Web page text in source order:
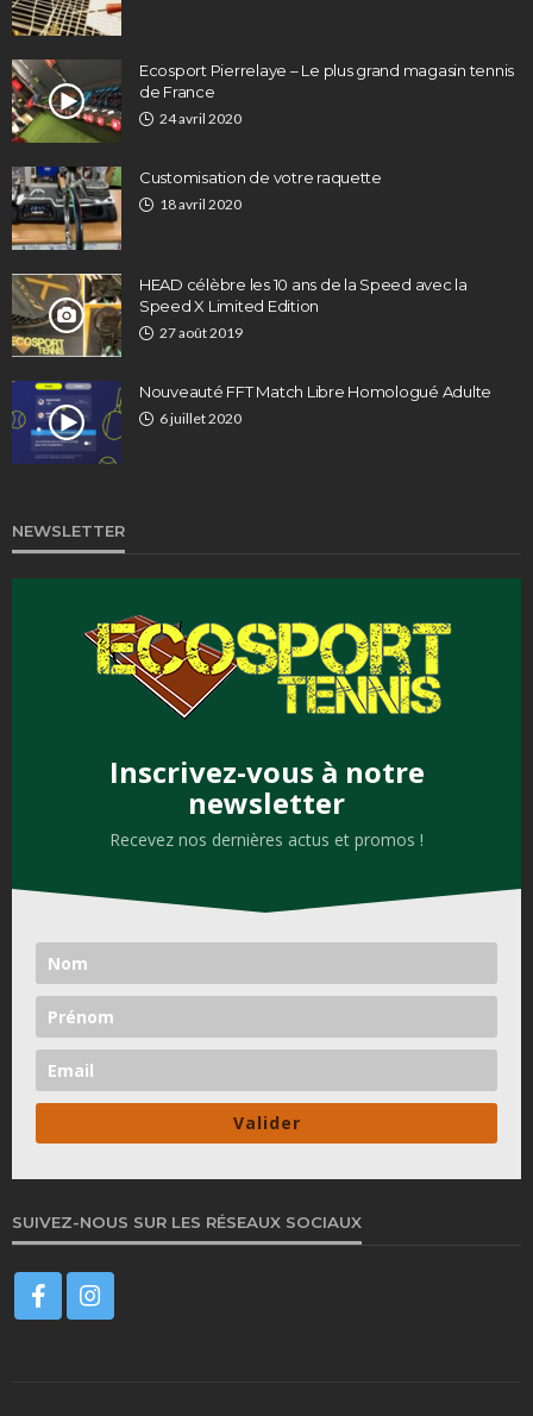
Ecosport Pierrelaye – Le plus grand magasin tennis
de France
24 avril 2020
Customisation de votre raquette
18 avril 2020
HEAD célèbre les 10 ans de la Speed avec la
Speed ​​X Limited Edition
27 août 2019
Nouveauté FFT Match Libre Homologué Adulte
6 juillet 2020
NEWSLETTER
Inscrivez-vous à notre
newsletter
Recevez nos dernières actus et promos !
Valider
SUIVEZ-NOUS SUR LES RÉSEAUX SOCIAUX